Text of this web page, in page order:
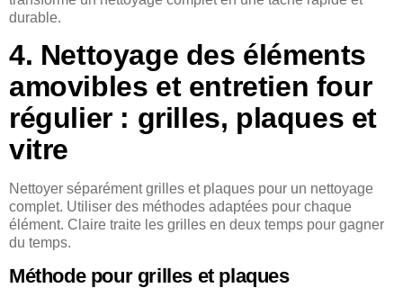
durable.
4. Nettoyage des éléments
amovibles et entretien four
régulier : grilles, plaques et
vitre
Nettoyer séparément grilles et plaques pour un nettoyage
complet. Utiliser des méthodes adaptées pour chaque
élément. Claire traite les grilles en deux temps pour gagner
du temps.
Méthode pour grilles et plaques